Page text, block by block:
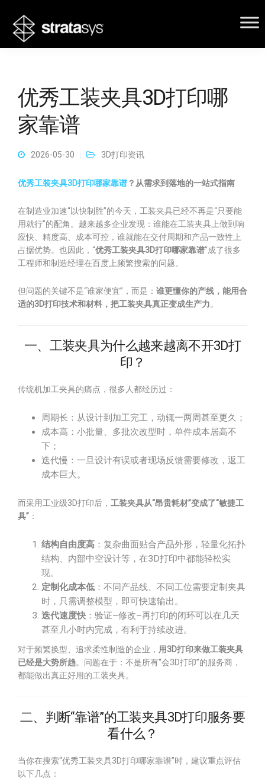
优秀工装夹具3D打印哪
家靠谱
2026-05-30 3D打印资讯
优秀工装夹具3D打印哪家靠谱 ？从需求到落地的一站式指南
在制造业加速“以快制胜”的今天，工装夹具已经不再是“只要能
用就行”的配角。越来越多企业发现：谁能在工装夹具上做到响
应快、精度高、成本可控，谁就能在交付周期和产品一致性上
占据优势。也因此，“优秀工装夹具3D打印哪家靠谱”成了很多
工程师和制造经理在百度上频繁搜索的问题。
但问题的关键不是“谁家便宜”，而是： 谁更懂你的产线，能用合
适的3D打印技术和材料，把工装夹具真正变成生产力。
一、工装夹具为什么越来越离不开3D打
印？
传统机加工夹具的痛点，很多人都经历过：
周期长：从设计到加工完工，动辄一两周甚至更久；
成本高：小批量、多批次改型时，单件成本居高不
下；
迭代慢：一旦设计有误或者现场反馈需要修改，返工
成本巨大。
而采用工业级3D打印后， 工装夹具从“昂贵耗材”变成了“敏捷工
具” ：
结构自由度高 ：复杂曲面贴合产品外形，轻量化拓扑
结构、内部中空设计等，在3D打印中都能轻松实
现。
定制化成本低 ：不同产品线、不同工位需要定制夹具
时，只需调整模型，即可快速输出。
迭代速度快 ：验证–修改–再打印的闭环可以在几天
甚至几小时内完成，有利于持续改进。
对于频繁换型、追求柔性制造的企业， 用3D打印来做工装夹具
已经是大势所趋。问题在于：不是所有“会3D打印”的服务商，
都能做出真正好用的工装夹具。
二、判断“靠谱”的工装夹具3D打印服务要
看什么？
当你在搜索“优秀工装夹具3D打印哪家靠谱”时，建议重点评估
以下几点：